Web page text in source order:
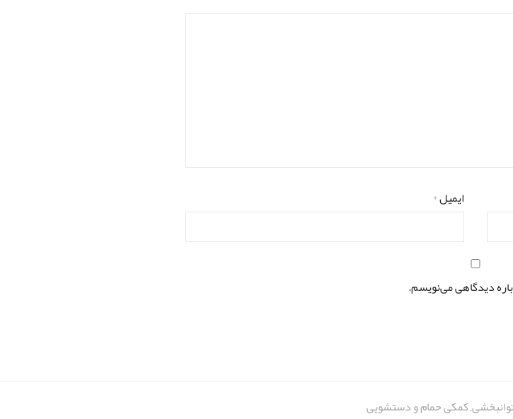
ایمیل*
دیدگاهی می‌نویسم.
,کمکی حمام و دستشویی